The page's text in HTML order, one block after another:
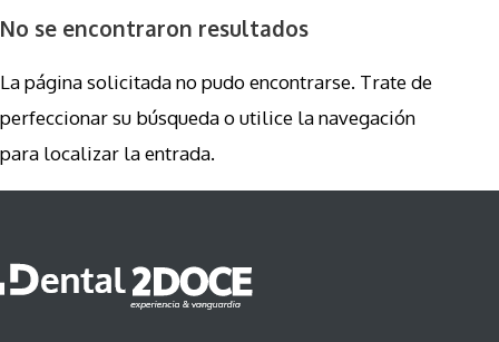
No se encontraron resultados
La página solicitada no pudo encontrarse. Trate de
perfeccionar su búsqueda o utilice la navegación
para localizar la entrada.